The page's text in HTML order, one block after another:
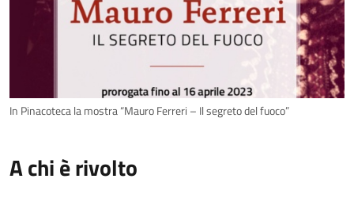
In Pinacoteca la mostra “Mauro Ferreri – Il segreto del fuoco”
A chi è rivolto